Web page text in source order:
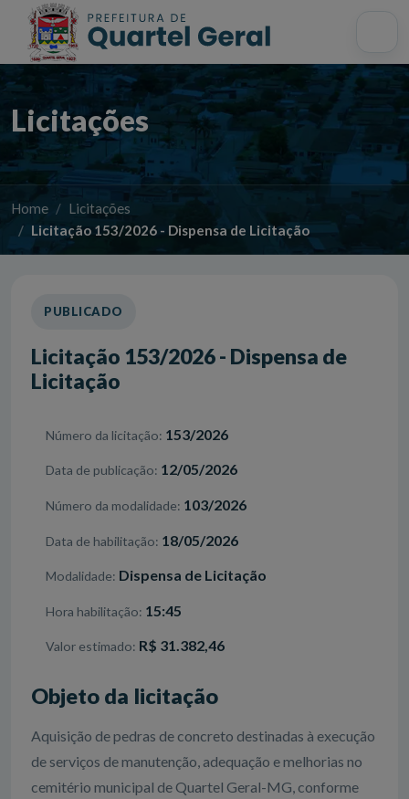
Acessibilidade InícioMapa do site
Licitações
Home
Licitações
Licitação 153/2026 - Dispensa de Licitação
PUBLICADO
Licitação 153/2026 - Dispensa de
Licitação
Número da licitação 153/2026
Data de publicação 12/05/2026
Número da modalidade 103/2026
Data de habilitação 18/05/2026
Modalidade Dispensa de Licitação
Hora habilitação 15:45
Valor estimado R$ 31.382,46
Objeto da licitação
Aquisição de pedras de concreto destinadas à execução
de serviços de manutenção, adequação e melhorias no
cemitério municipal de Quartel Geral-MG, conforme